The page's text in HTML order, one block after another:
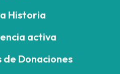
Historia
activa
Donaciones